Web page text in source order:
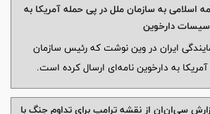
اسلامی به سازمان ملل در پی حمله آمریکا به
دارخوین
ایران در وین نوشت که رئیس سازمان
به دارخوین نامه‌ای ارسال کرده است.
سی‌ان‌ان از نقشه ترامپ برای تداوم جنگ با